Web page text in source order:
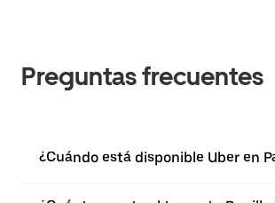
Preguntas frecuentes
¿Cuándo está disponible Uber en